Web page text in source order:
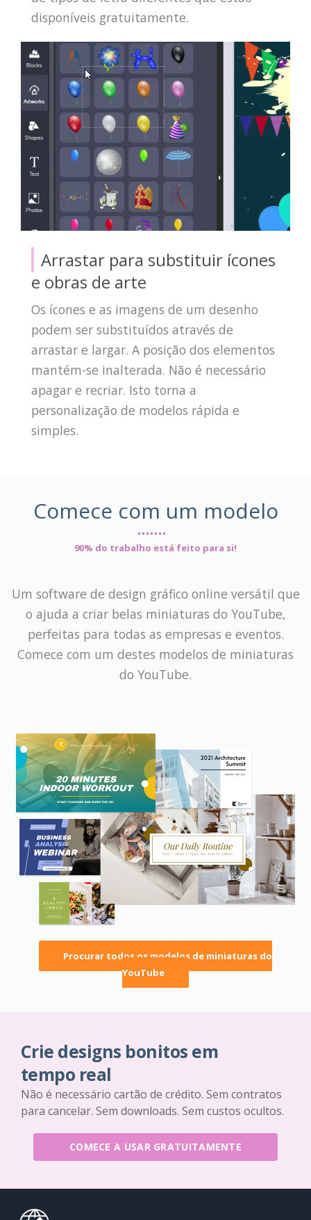
disponíveis gratuitamente.
Arrastar para substituir ícones
e obras de arte
Os ícones e as imagens de um desenho
podem ser substituídos através de
arrastar e largar. A posição dos elementos
mantém-se inalterada. Não é necessário
apagar e recriar. Isto torna a
personalização de modelos rápida e
simples.
Comece com um modelo
90% do trabalho está feito para si!
Um software de design gráfico online versátil que
o ajuda a criar belas miniaturas do YouTube,
perfeitas para todas as empresas e eventos.
Comece com um destes modelos de miniaturas
do YouTube.
Procurar todos os modelos de miniaturas do
YouTube
Crie designs bonitos em
tempo real
Não é necessário cartão de crédito. Sem contratos
para cancelar. Sem downloads. Sem custos ocultos.
COMECE A USAR GRATUITAMENTE